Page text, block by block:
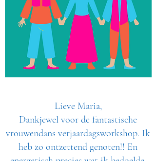
Lieve Maria,
Dankjewel voor de fantastische
vrouwendans verjaardagsworkshop. Ik
heb zo ontzettend genoten!! En